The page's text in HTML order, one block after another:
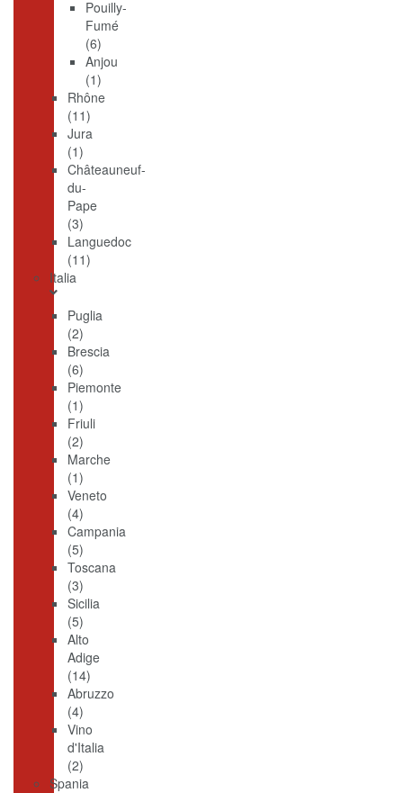
Pouilly-
Fumé
(6)
Anjou
(1)
Rhône
(11)
Jura
(1)
Châteauneuf-
du-
Pape
(3)
Languedoc
(11)
Italia
Puglia
(2)
Brescia
(6)
Piemonte
(1)
Friuli
(2)
Marche
(1)
Veneto
(4)
Campania
(5)
Toscana
(3)
Sicilia
(5)
Alto
Adige
(14)
Abruzzo
(4)
Vino
d'Italia
(2)
Spania